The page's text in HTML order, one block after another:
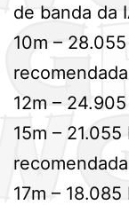
de banda da
10m –
12m –
15m –
17m – 18.085